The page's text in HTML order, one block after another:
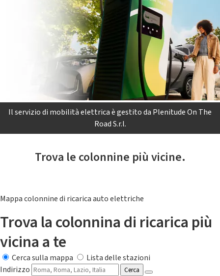
Il servizio di mobilità elettrica è gestito da Plenitude On The
Road S.r.l.
Trova le colonnine più vicine.
Mappa colonnine di ricarica auto elettriche
Trova la colonnina di ricarica più
vicina a te
Cerca sulla mappa
Lista delle stazioni
Indirizzo
Cerca